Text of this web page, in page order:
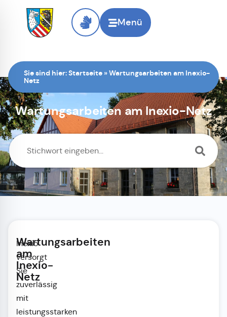
Menü
Sie sind hier:Startseite »Wartungsarbeiten am Inexio-
Netz
Wartungsarbeiten am Inexio-Netz
Wartungsarbeiten
am
Inexio-
Netz
Inexio
versorgt
Sie
zuverlässig
mit
leistungsstarken